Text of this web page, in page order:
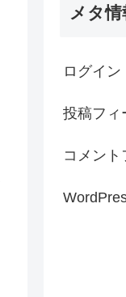
メタ情
ログイン
投稿フィ
コメント